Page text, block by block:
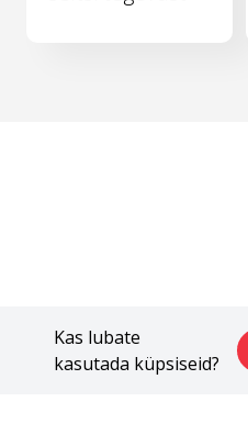
Kas lubate
kasutada küpsiseid?